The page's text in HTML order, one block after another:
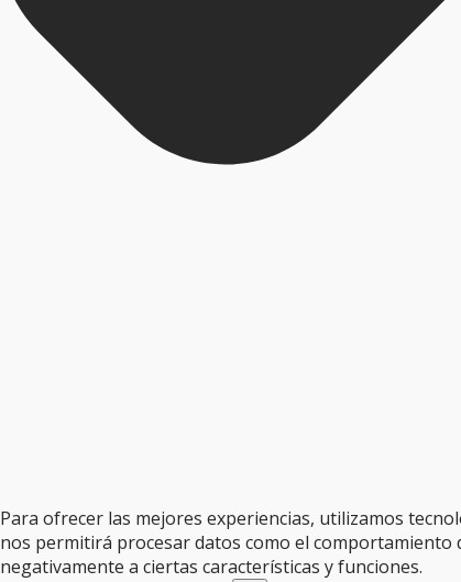
Para ofrecer las mejores experiencias, utilizamos
nos permitirá procesar datos como el
negativamente a ciertas características y funciones.